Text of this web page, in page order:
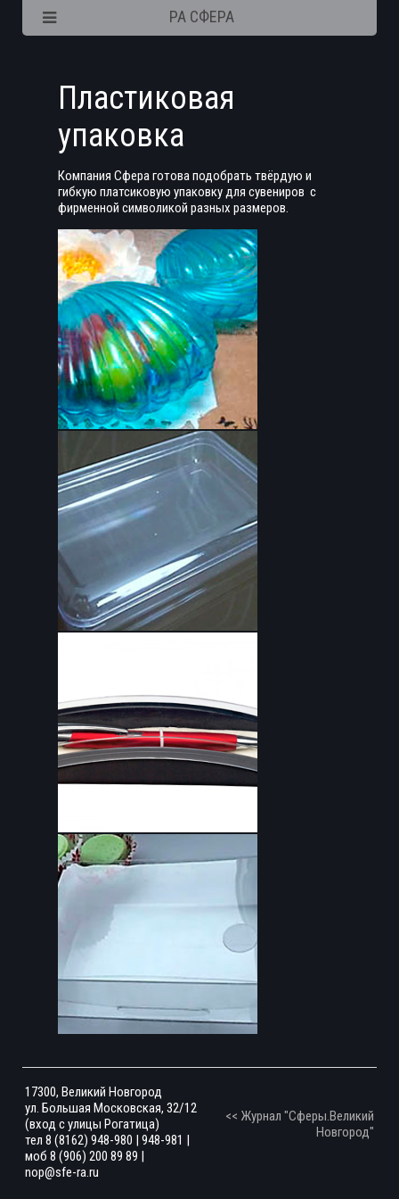
РА СФЕРА
Пластиковая
упаковка
Компания Сфера готова подобрать твёрдую и
гибкую платсиковую упаковку для сувениров с
фирменной символикой разных размеров.
17300, Великий Новгород
ул. Большая Московская, 32/12
(вход с улицы Рогатица)
тел 8 (8162) 948-980 | 948-981 |
моб 8 (906) 200 89 89 |
nop@sfe-ra.ru
<< Журнал "Сферы.Великий
Новгород"